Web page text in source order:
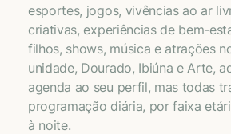
esportes, jogos, vivências ao ar
criativas, experiências de bem-
filhos, shows, música e atrações
unidade, Dourado, Ibiúna e Arte,
agenda ao seu perfil, mas todas
programação diária, por faixa
à noite.